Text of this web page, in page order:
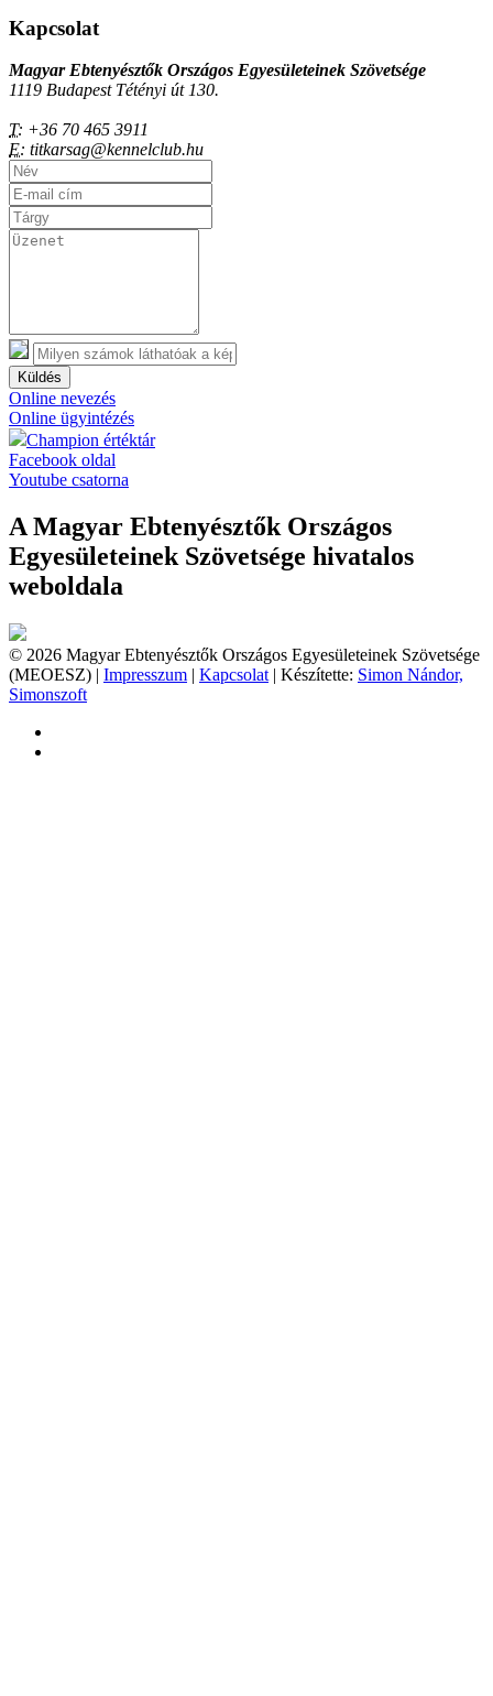
Kapcsolat
Magyar Ebtenyésztők Országos Egyesületeinek Szövetsége
1119 Budapest Tétényi út 130.
T: +36 70 465 3911
E: titkarsag@kennelclub.hu
Küldés
Online nevezés
Online ügyintézés
Champion értéktár
Facebook oldal
Youtube csatorna
A Magyar Ebtenyésztők Országos
Egyesületeinek Szövetsége hivatalos
weboldala
© 2026 Magyar Ebtenyésztők Országos Egyesületeinek Szövetsége
(MEOESZ) | Impresszum | Kapcsolat | Készítette: Simon Nándor,
Simonszoft